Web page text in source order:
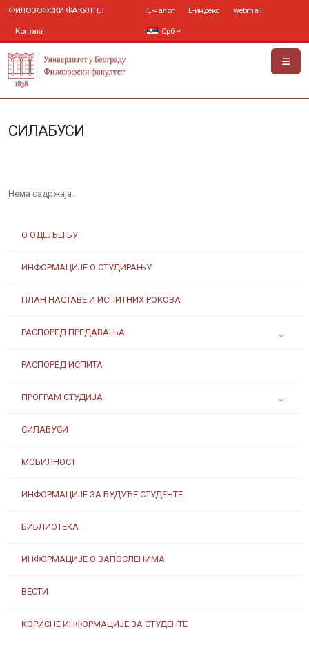
ФИЛОЗОФСКИ ФАКУЛТЕТ
Контакт
Е-налог Е-индекс webmail
Срб
СИЛАБУСИ
О ОДЕЉЕЊУ
ИНФОРМАЦИЈЕ О СТУДИРАЊУ
ПЛАН НАСТАВЕ И ИСПИТНИХ РОКОВА
РАСПОРЕД ПРЕДАВАЊА
РАСПОРЕД ИСПИТА
ПРОГРАМ СТУДИЈА
СИЛАБУСИ
МОБИЛНОСТ
ИНФОРМАЦИЈЕ ЗА БУДУЋЕ СТУДЕНТЕ
БИБЛИОТЕКА
ИНФОРМАЦИЈЕ О ЗАПОСЛЕНИМА
ВЕСТИ
КОРИСНЕ ИНФОРМАЦИЈЕ ЗА СТУДЕНТЕ
Нема садржаја.